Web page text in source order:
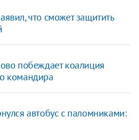
что сможет защитить
побеждает коалиция
командира
автобус с паломниками: